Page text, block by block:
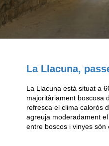
La Llacuna,
La Llacuna està situat a
majoritàriament boscosa
refresca el clima calorós
agreuja moderadament
entre boscos i vinyes són